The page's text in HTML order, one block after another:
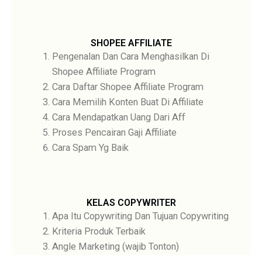
SHOPEE AFFILIATE
Pengenalan Dan Cara Menghasilkan Di
Shopee Affiliate Program
Cara Daftar Shopee Affiliate Program
Cara Memilih Konten Buat Di Affiliate
Cara Mendapatkan Uang Dari Aff
Proses Pencairan Gaji Affiliate
Cara Spam Yg Baik
KELAS COPYWRITER
Apa Itu Copywriting Dan Tujuan Copywriting
Kriteria Produk Terbaik
Angle Marketing (wajib Tonton)